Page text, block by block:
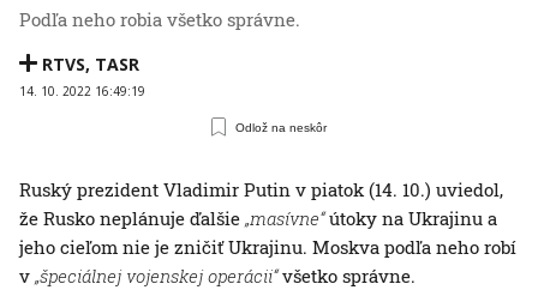
Podľa neho robia všetko správne.
RTVS, TASR
14. 10. 2022 16:49:19
Odlož na neskôr
Ruský prezident Vladimir Putin v piatok (14. 10.) uviedol,
že Rusko neplánuje ďalšie „masívne“útoky na Ukrajinu a
jeho cieľom nie je zničiť Ukrajinu. Moskva podľa neho robí
v „špeciálnej vojenskej operácii“všetko správne.